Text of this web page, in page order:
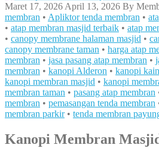
Maret 17, 2026 April 13, 2026 By
membran • Apliktor tenda membran •
• atap membran masjid terbaik • atap
• canopy membrane halaman masjid •
canopy membrane taman • harga atap
membran • jasa pasang atap membran •
membran • kanopi Alderon • kanopi kain
kanopi membran masjid • kanopi
membran taman • pasang atap membran
membran • pemasangan tenda membran
membran parkir• tenda membran
Kanopi Membran